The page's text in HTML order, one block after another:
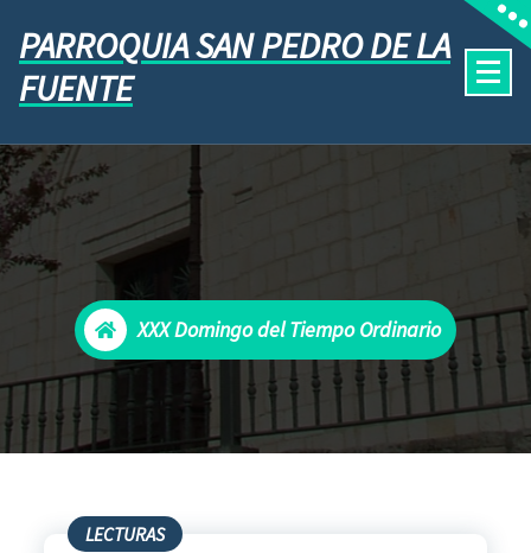
PARROQUIA SAN PEDRO DE LA
FUENTE
XXX Domingo del Tiempo Ordinario
LECTURAS